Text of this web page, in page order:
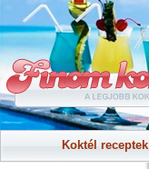
Koktél receptek